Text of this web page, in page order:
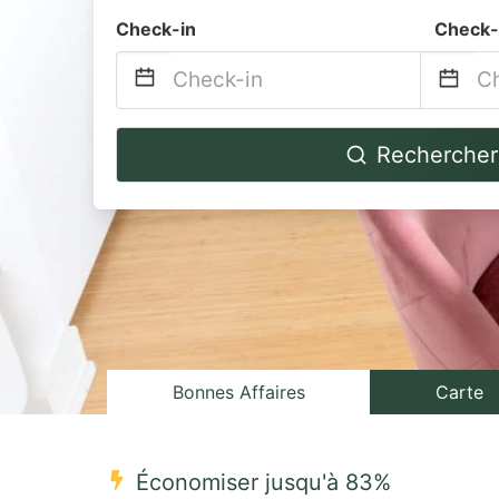
Check-in
Navigate
to
interact
select
Press
to
the
Rechercher
Bonnes Affaires Carte
Économiser jusqu'à 83%